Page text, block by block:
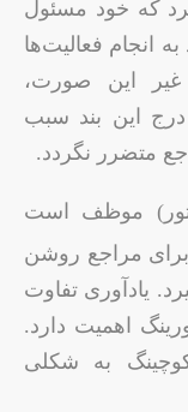
که خود مسئول
انجام فعالیت‌ها
غیر این صورت،
درج این بند سبب
متضرر نگردد.
موظف است
مراجع روشن
یادآوری تفاوت
اهمیت دارد.
به شکلی